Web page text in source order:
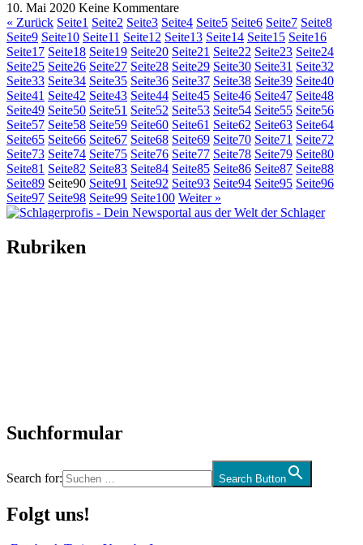
10. Mai 2020 Keine Kommentare
« Zurück Seite1 Seite2 Seite3 Seite4 Seite5 Seite6 Seite7 Seite8
Seite9 Seite10 Seite11 Seite12 Seite13 Seite14 Seite15 Seite16
Seite17 Seite18 Seite19 Seite20 Seite21 Seite22 Seite23 Seite24
Seite25 Seite26 Seite27 Seite28 Seite29 Seite30 Seite31 Seite32
Seite33 Seite34 Seite35 Seite36 Seite37 Seite38 Seite39 Seite40
Seite41 Seite42 Seite43 Seite44 Seite45 Seite46 Seite47 Seite48
Seite49 Seite50 Seite51 Seite52 Seite53 Seite54 Seite55 Seite56
Seite57 Seite58 Seite59 Seite60 Seite61 Seite62 Seite63 Seite64
Seite65 Seite66 Seite67 Seite68 Seite69 Seite70 Seite71 Seite72
Seite73 Seite74 Seite75 Seite76 Seite77 Seite78 Seite79 Seite80
Seite81 Seite82 Seite83 Seite84 Seite85 Seite86 Seite87 Seite88
Seite89 Seite90 Seite91 Seite92 Seite93 Seite94 Seite95 Seite96
Seite97 Seite98 Seite99 Seite100 Weiter »
Rubriken
Suchformular
Search for: Search Button
Folgt uns!